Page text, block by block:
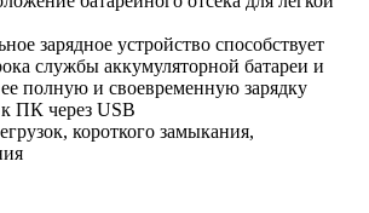
зарядное устройство способствует
службы аккумуляторной батареи и
ее полную и своевременную зарядку
ПК через USB
короткого замыкания,